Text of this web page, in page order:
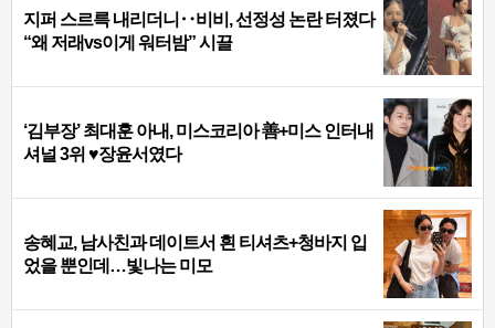
지퍼 스르륵 내리더니‥비비, 선정성 논란 터졌다
“왜 저래vs이게 워터밤” 시끌
‘김부장’ 최대훈 아내, 미스코리아 善+미스 인터내
셔널 3위 ♥장윤서였다
송혜교, 남사친과 데이트서 흰 티셔츠+청바지 입
었을 뿐인데…빛나는 미모